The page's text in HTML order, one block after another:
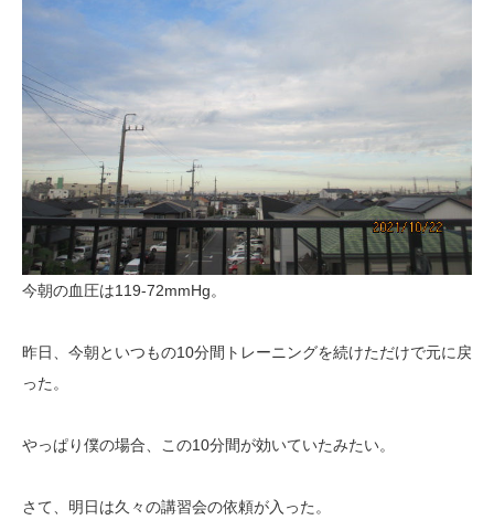
今朝の血圧は119-72mmHg。
昨日、今朝といつもの10分間トレーニングを続けただけで元に戻
った。
やっぱり僕の場合、この10分間が効いていたみたい。
さて、明日は久々の講習会の依頼が入った。